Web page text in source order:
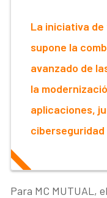
La iniciativa
supone la
avanzado de
la
aplicaciones,
ciberseguridad
Para MC MUTUAL,